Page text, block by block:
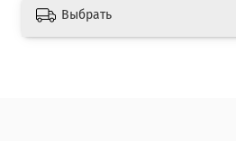
Выбрать